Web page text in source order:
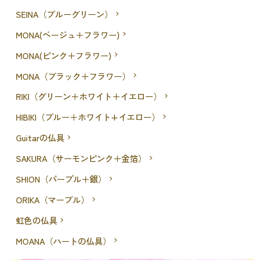
SEINA（ブルーグリーン）
MONA(ベージュ＋フラワー)
MONA(ピンク＋フラワー)
MONA（ブラック＋フラワー）
RIKI（グリーン＋ホワイト＋イエロー）
HIBIKI（ブルー＋ホワイト+イエロー）
Guitarの仏具
SAKURA（サーモンピンク＋金箔）
SHION（パープル＋銀）
ORIKA（マーブル）
虹色の仏具
MOANA（ハートの仏具）